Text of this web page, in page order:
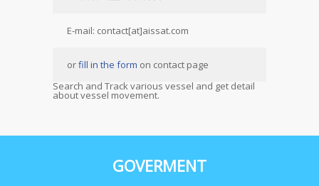
E-mail: contact[at]aissat.com
orfill in the form on contact page
Search and Track various vessel and get detail
about vessel movement.
GOVERMENT